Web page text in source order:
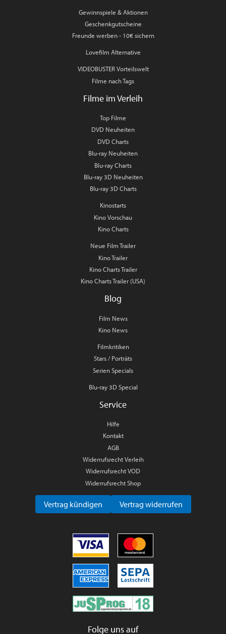
Gewinnspiele & Aktionen
Geschenkgutscheine
Freunde werben - 10€ sichern
Lovefilm Alternative
VIDEOBUSTER Vorteilswelt
Filme nach Tags
Filme im Verleih
Top Filme
DVD Neuheiten
DVD Charts
Blu-ray Neuheiten
Blu-ray Charts
Blu-ray 3D Neuheiten
Blu-ray 3D Charts
Kinostarts
Kino Vorschau
Kino Charts
Neue Film Trailer
Kino Trailer
Kino Charts Trailer
Kino Charts Trailer (USA)
Blog
Film News
Kino News
Filmkritiken
Stars / Porträts
Serien Specials
Blu-ray 3D Special
Service
Hilfe
Kontakt
AGB
Widerrufsrecht Verleih
Widerrufsrecht VOD
Widerrufsrecht Shop
Vertrag kündigen Vertrag widerrufen
Folge uns auf